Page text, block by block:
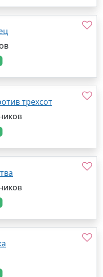
трехсот